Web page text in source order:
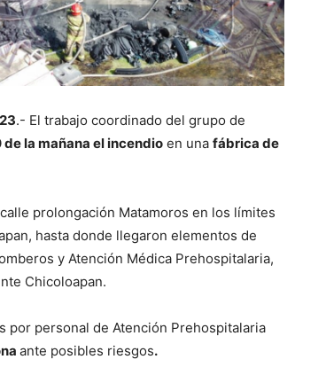
.- El trabajo coordinado del grupo de
la mañana el incendio en una fábrica de
prolongación Matamoros en los límites
hasta donde llegaron elementos de
y Atención Médica Prehospitalaria,
Chicoloapan.
por personal de Atención Prehospitalaria
ante posibles riesgos.